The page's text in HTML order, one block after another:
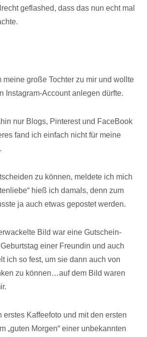
geflashed, dass das nun echt mal
meine große Tochter zu mir und wollte
Instagram-Account anlegen dürfte.
nur Blogs, Pinterest und FaceBook
fand ich einfach nicht für meine
zu können, meldete ich mich
hieß ich damals, denn zum
ja auch etwas gepostet werden.
Bild war eine Gutschein-
einer Freundin und auch
ich so fest, um sie dann auch von
zu können…auf dem Bild waren
erstes Kaffeefoto und mit den ersten
„guten Morgen“ einer unbekannten